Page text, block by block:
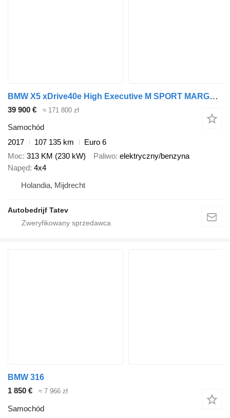
BMW X5 xDrive40e High Executive M SPORT MARGE AUTO
39 900 € ≈ 171 800 zł
Samochód
2017
107 135 km
Euro 6
Moc 313 KM (230 kW) Paliwo elektryczny/benzyna
Napęd 4x4
Holandia, Mijdrecht
Autobedrijf Tatev
BMW 316
1 850 €
≈ 7 966 zł
Samochód